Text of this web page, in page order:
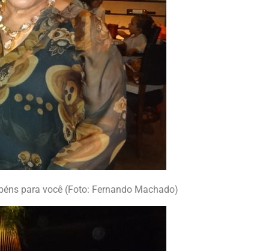
para você (Foto: Fernando Machado)